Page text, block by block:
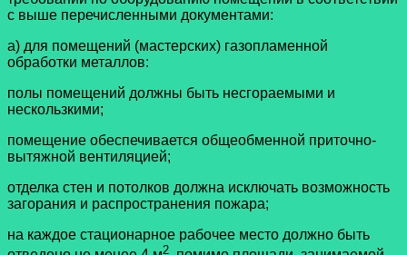
с выше перечисленными документами:
а) для помещений (мастерских) газопламенной
обработки металлов:
полы помещений должны быть несгораемыми и
нескользкими;
помещение обеспечивается общеобменной приточно-
вытяжной вентиляцией;
отделка стен и потолков должна исключать возможность
загорания и распространения пожара;
на каждое стационарное рабочее место должно быть
2